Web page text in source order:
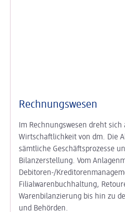
Rechnungswesen
Im Rechnungswesen dreht sich
Wirtschaftlichkeit von dm. Die
sämtliche Geschäftsprozesse
Bilanzerstellung. Vom
Debitoren-/
Filialwarenbuchhaltung,
Warenbilanzierung bis hin zu
und Behörden.